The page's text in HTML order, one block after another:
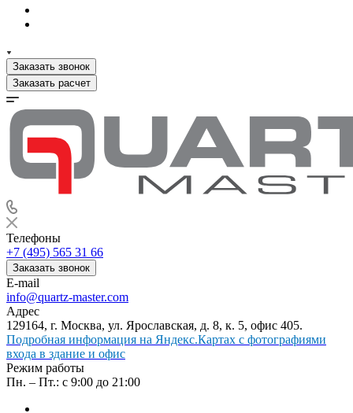
Заказать звонок
Заказать расчет
Телефоны
+7 (495) 565 31 66
Заказать звонок
E-mail
info@quartz-master.com
Адрес
129164, г. Москва, ул. Ярославская, д. 8, к. 5, офис 405.
Подробная информация на Яндекс.Картах с фотографиями
входа в здание и офис
Режим работы
Пн. – Пт.: с 9:00 до 21:00